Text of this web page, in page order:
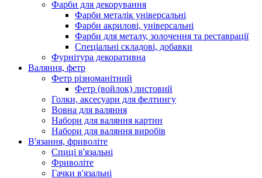
Фарби для декорування
Фарби металік універсальні
Фарби акрилові, універсальні
Фарби для металу, золочення та реставрації
Спеціальні складові, добавки
Фурнітура декоративна
Валяння, фетр
Фетр різноманітний
Фетр (войлок) листовий
Голки, аксесуари для фелтингу
Вовна для валяння
Набори для валяння картин
Набори для валяння виробів
В'язання, фриволіте
Спиці в'язальні
Фриволіте
Гачки в'язальні